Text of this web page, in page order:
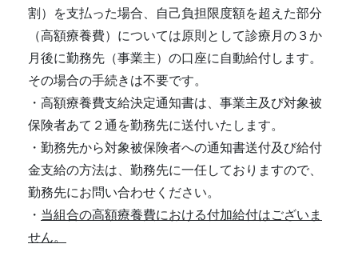
割）を支払った場合、自己負担限度額を超えた部分
（高額療養費）については原則として診療月の３か
月後に勤務先（事業主）の口座に自動給付します。
その場合の手続きは不要です。
・高額療養費支給決定通知書は、事業主及び対象被
保険者あて２通を勤務先に送付いたします。
・勤務先から対象被保険者への通知書送付及び給付
金支給の方法は、勤務先に一任しておりますので、
勤務先にお問い合わせください。
・ 当組合の高額療養費における付加給付はございま
せん。